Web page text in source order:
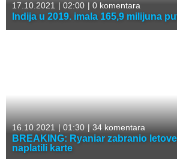
17.10.2021 | 02:00 | 0 komentara
Indija u 2019. imala 165,9 milijuna
16.10.2021 |01:30 |34 komentara
BREAKING: Ryaniar zabranio
naplatili karte